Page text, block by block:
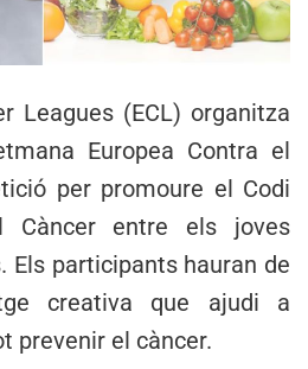
Leagues (ECL) organitza
Europea Contra el
per promoure el Codi
Càncer entre els joves
Els participants hauran de
creativa que ajudi a
prevenir el càncer.